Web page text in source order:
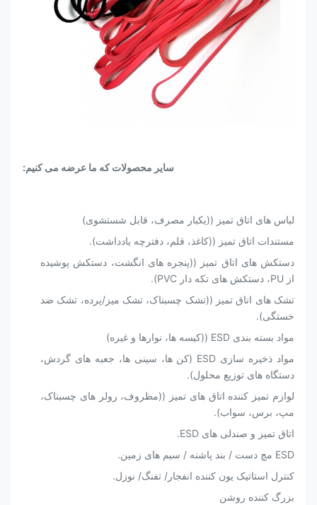
سایر محصولات که ما عرضه می کنیم:
لباس های اتاق تمیز ((یکبار مصرف، قابل شستشوی)
مستندات اتاق تمیز ((کاغذ، قلم، دفترچه یادداشت).
دستکش های اتاق تمیز ((پنجره های انگشت، دستکش پوشیده
از PU، دستکش های تکه دار PVC).
تشک های اتاق تمیز ((تشک چسبناک، تشک میز/پرده، تشک ضد
خستگی).
مواد بسته بندی ESD ((کیسه ها، نوارها و غیره)
مواد ذخیره سازی ESD (کن ها، سینی ها، جعبه های گردش،
دستگاه های توزیع محلول).
لوازم تمیز کننده اتاق های تمیز ((مظروف، رولر های چسبناک،
مپ، برس، سواب).
اتاق تمیز و صندلی های ESD.
ESD مچ دست / بند پاشنه / سیم های زمین.
کنترل استاتیک یون کننده انفجار/ تفنگ/ نوزل.
بزرگ کننده روشن